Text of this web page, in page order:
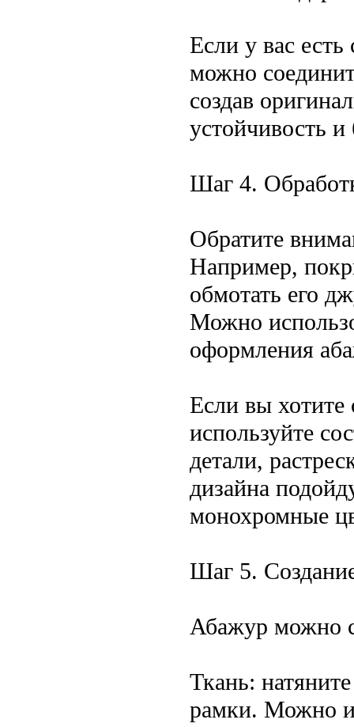
Если у вас
можно
создав
устойчивость и
Шаг 4.
Обратите
Например,
обмотать его
Можно
оформления
Если вы хотите
используйте
детали,
дизайна
монохромные
Шаг 5.
Абажур можно
Ткань:
рамки. Можно